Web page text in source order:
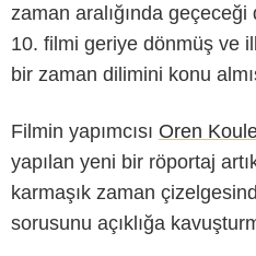
zaman aralığında
10. filmi geriye dönmüş ve
bir zaman dilimini konu
Filmin yapımcısı Oren
yapılan yeni bir röportaj
karmaşık zaman
sorusunu açıklığa